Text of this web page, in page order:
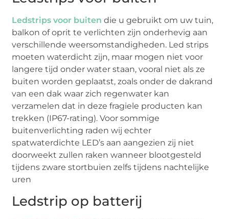
Ledstrips voor buiten die u gebruikt om uw tuin,
balkon of oprit te verlichten zijn onderhevig aan
verschillende weersomstandigheden. Led strips
moeten waterdicht zijn, maar mogen niet voor
langere tijd onder water staan, vooral niet als ze
buiten worden geplaatst, zoals onder de dakrand
van een dak waar zich regenwater kan
verzamelen dat in deze fragiele producten kan
trekken (IP67-rating). Voor sommige
buitenverlichting raden wij echter
spatwaterdichte LED’s aan aangezien zij niet
doorweekt zullen raken wanneer blootgesteld
tijdens zware stortbuien zelfs tijdens nachtelijke
uren
Ledstrip op batterij